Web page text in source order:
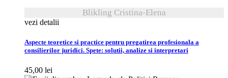
Blikling Cristina-Elena
vezi detalii
Aspecte teoretice si practice pentru pregatirea profesionala a
consilierilor juridici. Spete: solutii, analize si interpretari
45,00 lei